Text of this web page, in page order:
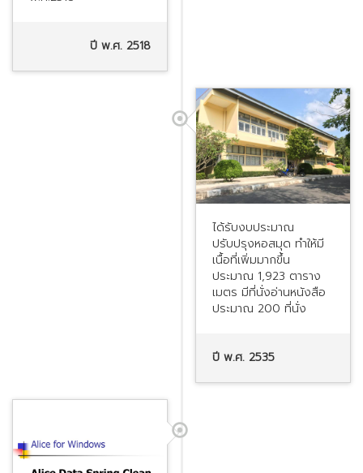
ปี พ.ศ. 2518
ได้รับงบประมาณ
ปรับปรุงหอสมุด ทำให้มี
เนื้อที่เพิ่มมากขึ้น
ประมาณ 1,923 ตาราง
เมตร มีที่นั่งอ่านหนังสือ
ประมาณ 200 ที่นั่ง
ปี พ.ศ. 2535